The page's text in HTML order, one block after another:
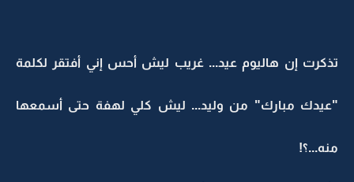
تذكرت إن هاليوم عيد... غريب ليش أحس إني أفتقر لكلمة
"عيدك مبارك" من وليد... ليش كلي لهفة حتى أسمعها
منه...؟!